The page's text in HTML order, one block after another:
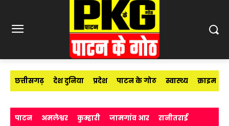
छत्तीसगढ़ देश दुनिया प्रदेश पाटन के गोठ स्वास्थ्य क्राइम
पाटन अमलेश्वर कुम्हारी जामगांव आर रानीतराई